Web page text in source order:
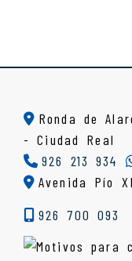
Ronda de
-Ciudad Real
926 213 934
Avenida Pío
926 700 093